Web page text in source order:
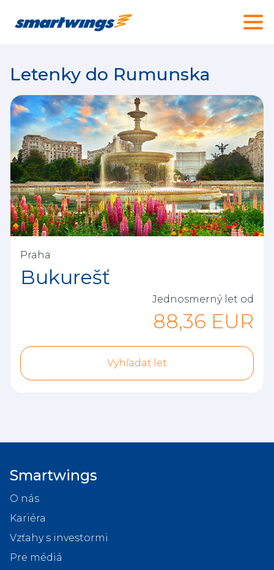
Letenky do Rumunska
Praha
Bukurešť
Jednosmerný let od
88,36 EUR
Vyhľadať let
Smartwings
O nás
Kariéra
Vzťahy s investormi
Pre médiá